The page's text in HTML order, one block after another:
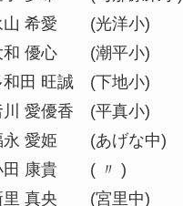
山 希愛 (光洋小)
和 優心 (潮平小)
田 旺誠 (下地小)
愛優香 (平真小)
永 愛姫 (あげな中)
田 康貴 ( 〃 )
里 真央 (宮里中)